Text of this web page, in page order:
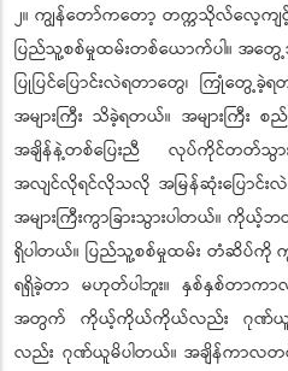
၂။ ကျွန်တော်ကတော့ တက္ကသိုလ်လေ့ကျ
ပြည်သူ့စစ်မှုထမ်းတစ်ယောက်ပါ။ အ
ပြုပြင်ပြောင်းလဲရတာတွေ၊ ကြုံတွေ့ခဲ့
အများကြီး သိခဲ့ရတယ်။ အများကြီး စ
အချိန်နဲ့တစ်ပြေးညီ လုပ်ကိုင်တတ်သွား
အလျင်လိုရင်လိုသလို အမြန်ဆုံးပြောင်
အများကြီးကွာခြားသွားပါတယ်။ ကိုယ့်
ရှိပါတယ်။ ပြည်သူ့စစ်မှုထမ်း တံဆိပ်
ရရှိခဲ့တာ မဟုတ်ပါဘူး။ နှစ်နှစ်တာကာ
အတွက် ကိုယ့်ကိုယ်ကိုယ်လည်း ဂုဏ်ယူမိ
လည်း ဂုဏ်ယူမိပါတယ်။ အချိန်ကာလ